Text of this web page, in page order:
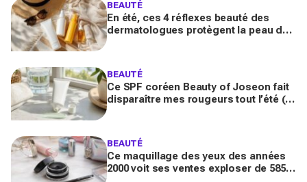
BEAUTÉ
En été, ces 4 réflexes beauté des
dermatologues protègent la peau des
BEAUTÉ
Ce SPF coréen Beauty of Joseon fait
disparaître mes rougeurs tout l’été (et
BEAUTÉ
Ce maquillage des yeux des années
2000 voit ses ventes exploser de 585